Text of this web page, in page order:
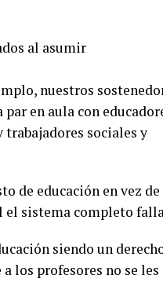
al asumir
nuestros
en aula con
sociales y
de educación en vez de
el sistema completo
siendo un
los profesores no se les